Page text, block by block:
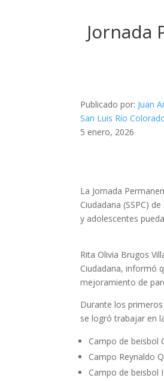
Jornada
Publicado por: Juan
San Luis Río
5 enero, 2026
La Jornada
Ciudadana (SSPC)
y adolescentes
Rita Olivia Brugos
Ciudadana, informó
mejoramiento de
Durante los
se logró trabajar en
Campo de beisbol
Campo Reynaldo
Campo de beisbol